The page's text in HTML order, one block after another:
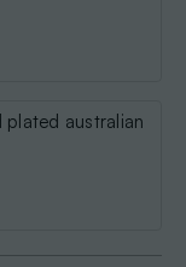
australian